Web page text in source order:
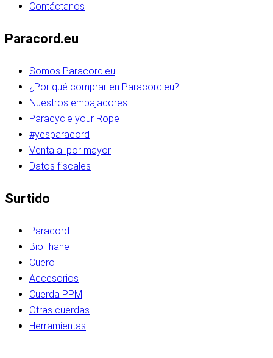
Contáctanos
Paracord.eu
Somos Paracord.eu
¿Por qué comprar en Paracord.eu?
Nuestros embajadores
Paracycle your Rope
#yesparacord
Venta al por mayor
Datos fiscales
Surtido
Paracord
BioThane
Cuero
Accesorios
Cuerda PPM
Otras cuerdas
Herramientas